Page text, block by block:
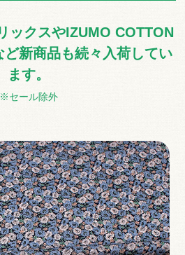
ックスやIZUMO COTTON
新商品も続々入荷してい
ます。
※セール除外